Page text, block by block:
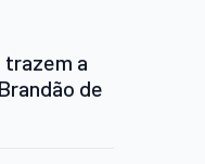
a
de